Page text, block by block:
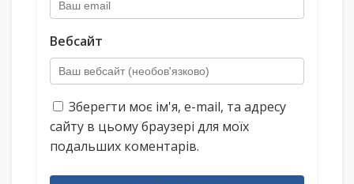
Вебсайт
Зберегти моє ім'я, e-mail, та адресу
сайту в цьому браузері для моїх
подальших коментарів.